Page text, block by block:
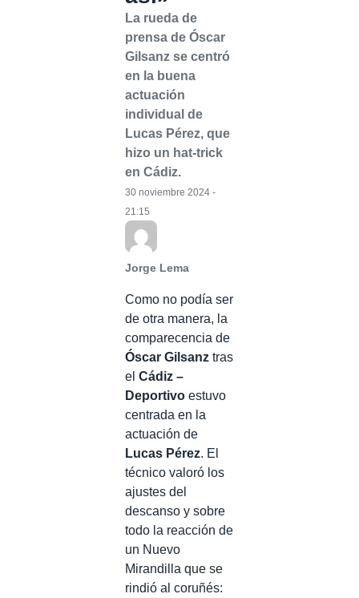
La rueda de
prensa de Óscar
Gilsanz se centró
en la buena
actuación
individual de
Lucas Pérez, que
hizo un hat-trick
en Cádiz.
Jorge Lema
30 noviembre 2024 -
21:15
Como no podía ser
de otra manera, la
comparecencia de
Óscar Gilsanz tras
el Cádiz –
Deportivo estuvo
centrada en la
actuación de
Lucas Pérez. El
técnico valoró los
ajustes del
descanso y sobre
todo la reacción de
un Nuevo
Mirandilla que se
rindió al coruñés: